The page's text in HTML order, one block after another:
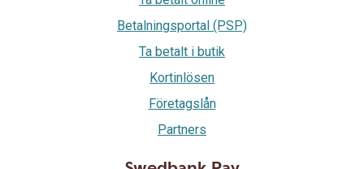
Betalningsportal (PSP)
Ta betalt i butik
Kortinlösen
Företagslån
Partners